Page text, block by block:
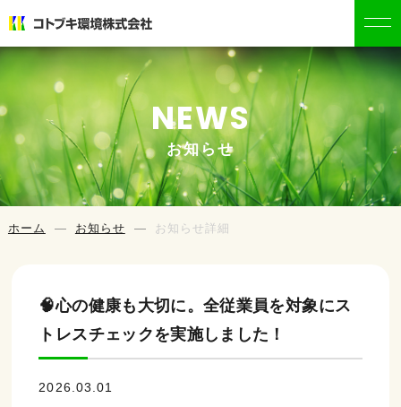
NEWS
お知らせ
ホーム お知らせ お知らせ詳細
🧠心の健康も大切に。全従業員を対象にス
トレスチェックを実施しました！
2026.03.01